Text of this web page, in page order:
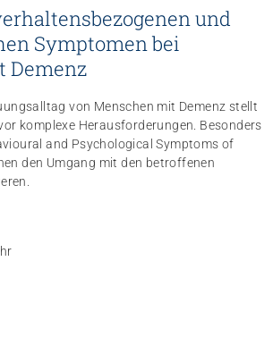
und
bei Menschen mit
und
Symptomen bei
Demenz
von Menschen mit Demenz stellt
komplexe Herausforderungen. Besonders
and Psychological Symptoms of
den Umgang mit den betroffenen